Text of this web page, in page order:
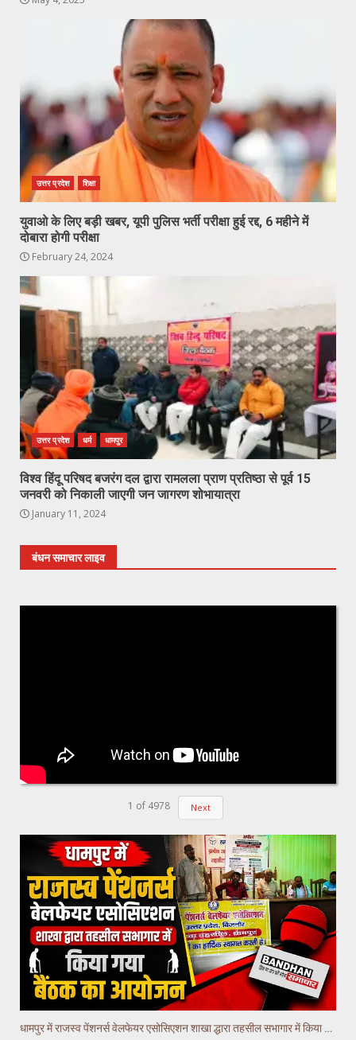
उत्तर प्रदेश शिक्षा
युवाओ के लिए बड़ी खबर, यूपी पुलिस भर्ती परीक्षा हुई रद्द, 6 महीने में
दोबारा होगी परीक्षा
February 24, 2024
उत्तर प्रदेश धर्म धामपुर
विश्व हिंदू परिषद बजरंग दल द्वारा रामलला प्राण प्रतिष्ठा से पूर्व 15
जनवरी को निकाली जाएगी जन जागरण शोभायात्रा
January 11, 2024
बंधन समाचार लाइव
1 of 4978 Next
धामपुर में राजस्व पेंशनर्स वेलफेयर एसोसिएशन शाखा द्धारा तहसील सभागार में किया गया वैठक का आयोजन